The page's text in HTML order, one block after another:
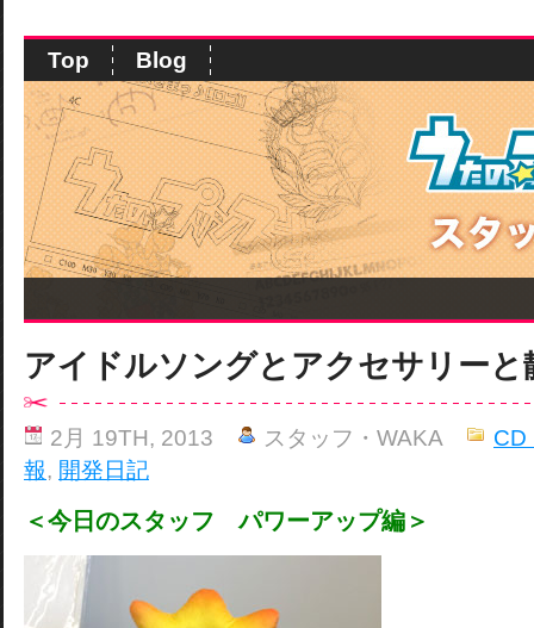
Top Blog
アイドルソングとアクセサリーと
2月 19TH, 2013 スタッフ・WAKA
CD
報, 開発日記
＜今日のスタッフ パワーアップ編＞